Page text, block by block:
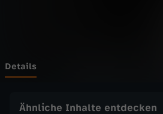
w
Details
Ähnliche Inhalte entdecken